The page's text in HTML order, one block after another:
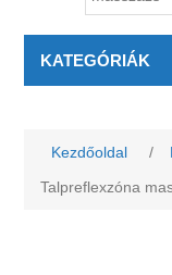
KATEGÓRIÁK
Kezdőoldal /
Talpreflexzóna